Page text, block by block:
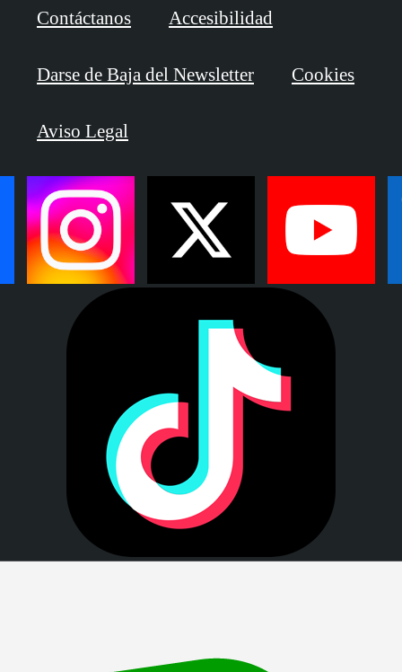
Contáctanos Accesibilidad
Darse de Baja del Newsletter Cookies
Aviso Legal